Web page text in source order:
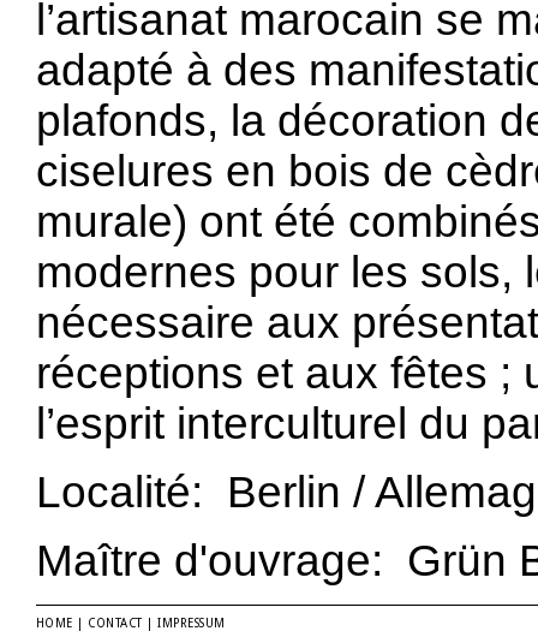
l’artisanat marocain se
adapté à des
plafonds, la décoration
ciselures en bois de
murale) ont été
modernes pour les sols,
nécessaire aux
réceptions et aux fêtes ;
l’esprit interculturel du
Localité: Berlin /
Maître d'ouvrage: Grün
HOME CONTACT |IMPRESSUM